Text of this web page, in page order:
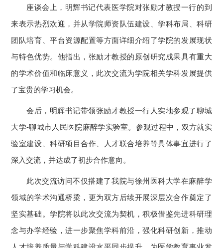
座谈会上，明辉书记代表医学院对张励才教授一行的到
来表示热烈欢迎，并从学院师资队伍建设、学科布局、科研
团队培育、平台资源配置等方面详细介绍了学院的发展现状
与特色优势。他指出，张励才教授的原创研究成果具有重大
的学术价值和临床意义，此次交流为学院相关学科发展提供
了宝贵的学习机会。
会后，明辉书记带领张励才教授一行人实地参观了聊城
大学-聊城市人民医院麻醉学实验室。参观过程中，双方就实
验室建设、科研项目合作、人才联合培养等具体事宜进行了
深入交流，并达成了初步合作意向。
此次交流访问不仅搭建了我院与徐州医科大学在麻醉学
领域的学术沟通桥梁，更为双方后续开展深层次合作奠定了
坚实基础。学院将以此次交流为契机，积极借鉴先进科研理
念与办学经验，进一步聚焦学科前沿，强化科研创新，推动